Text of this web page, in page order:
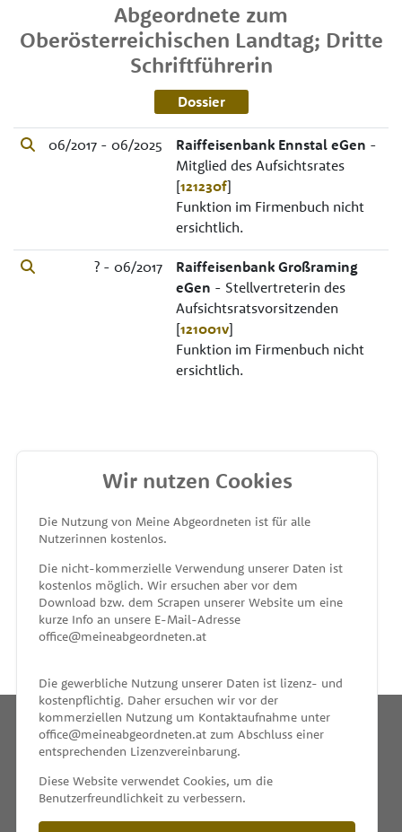
Abgeordnete zum
Oberösterreichischen Landtag; Dritte
Schriftführerin
Dossier
06/2017 - 06/2025 Raiffeisenbank Ennstal eGen -
Mitglied des Aufsichtsrates
[121230f]
Funktion im Firmenbuch nicht
ersichtlich.
? - 06/2017
Raiffeisenbank Großraming
eGen - Stellvertreterin des
Aufsichtsratsvorsitzenden
[121001v]
Funktion im Firmenbuch nicht
ersichtlich.
MEINE ABGEORDNETEN
unterstützt von
Wir nutzen Cookies
Die Nutzung von Meine Abgeordneten ist für alle
Nutzerinnen kostenlos.
Die nicht-kommerzielle Verwendung unserer Daten ist
kostenlos möglich. Wir ersuchen aber vor dem
Download bzw. dem Scrapen unserer Website um eine
kurze Info an unsere E-Mail-Adresse
office@meineabgeordneten.at
Die gewerbliche Nutzung unserer Daten ist lizenz- und
kostenpflichtig. Daher ersuchen wir vor der
kommerziellen Nutzung um Kontaktaufnahme unter
office@meineabgeordneten.at zum Abschluss einer
entsprechenden Lizenzvereinbarung.
Diese Website verwendet Cookies, um die
Benutzerfreundlichkeit zu verbessern.